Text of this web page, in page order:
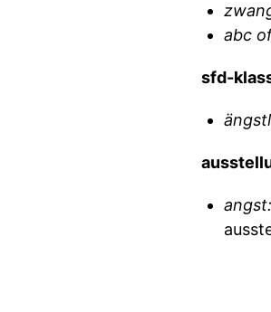
abc
sfd-
angst: